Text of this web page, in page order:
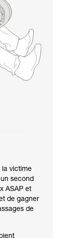
la victime
second
ASAP et
de gagner
de